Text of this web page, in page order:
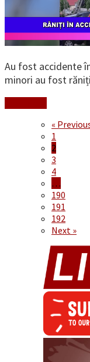
Au fost accidente
minori au fost
«
1
2
3
4
…
190
191
192
Next »